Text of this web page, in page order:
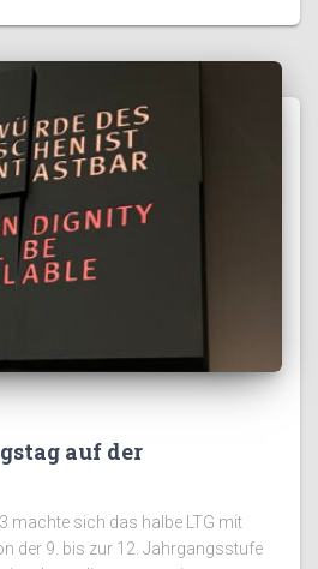
auf der
machte sich das halbe LTG mit
der 9. bis zur 12. Jahrgangsstufe